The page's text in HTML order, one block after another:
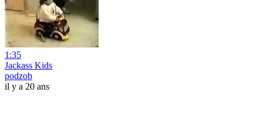
1:35
Jackass Kids
podzob
il y a 20 ans